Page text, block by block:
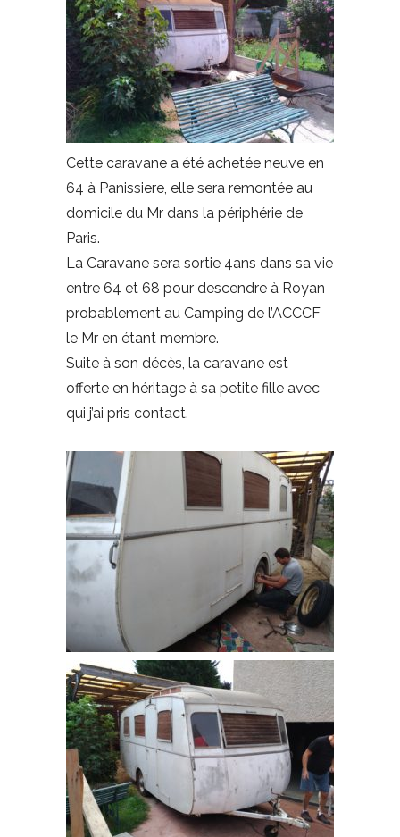
Cette caravane a été achetée neuve en
64 à Panissiere, elle sera remontée au
domicile du Mr dans la périphérie de
Paris.
La Caravane sera sortie 4ans dans sa vie
entre 64 et 68 pour descendre à Royan
probablement au Camping de l’ACCCF
le Mr en étant membre.
Suite à son décès, la caravane est
offerte en héritage à sa petite fille avec
qui j’ai pris contact.